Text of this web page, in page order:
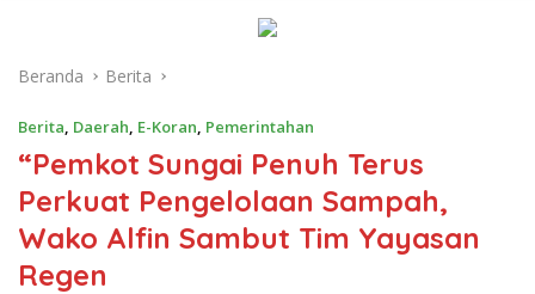
Beranda Berita
Berita, Daerah, E-Koran, Pemerintahan
“Pemkot Sungai Penuh Terus
Perkuat Pengelolaan Sampah,
Wako Alfin Sambut Tim Yayasan
Regen